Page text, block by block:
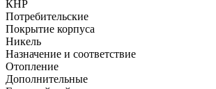
КНР
Потребительские
Покрытие корпуса
Никель
Назначение и соответствие
Отопление
Дополнительные